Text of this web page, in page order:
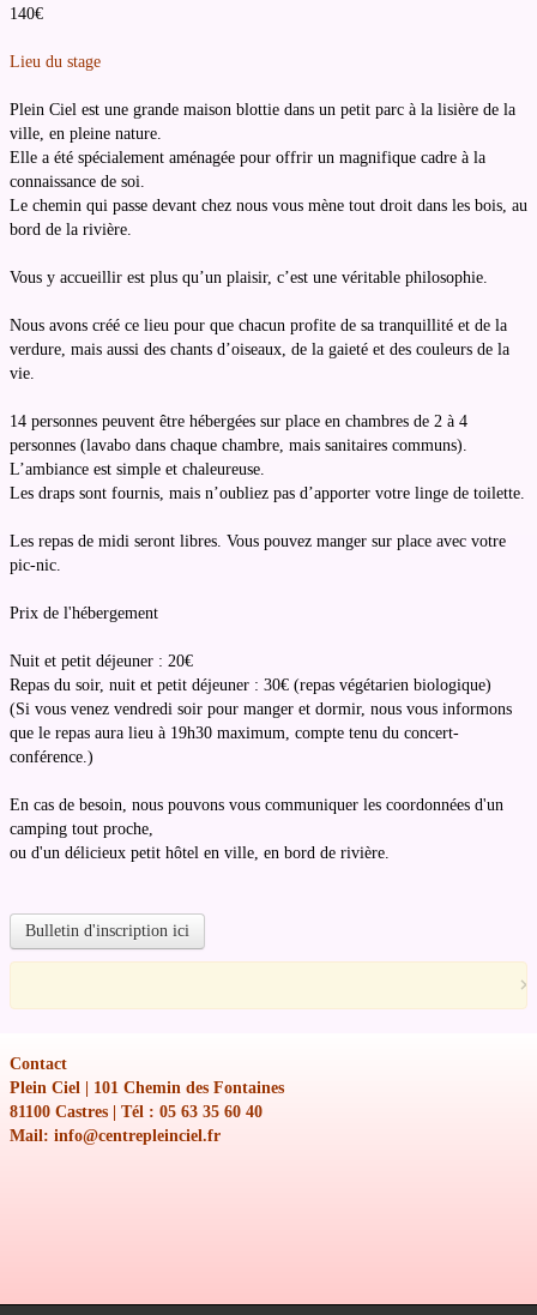
140€
Lieu du stage
Plein Ciel est une grande maison blottie dans un petit parc à la lisière de la
ville, en pleine nature.
Elle a été spécialement aménagée pour offrir un magnifique cadre à la
connaissance de soi.
Le chemin qui passe devant chez nous vous mène tout droit dans les bois, au
bord de la rivière.
Vous y accueillir est plus qu’un plaisir, c’est une véritable philosophie.
Nous avons créé ce lieu pour que chacun profite de sa tranquillité et de la
verdure, mais aussi des chants d’oiseaux, de la gaieté et des couleurs de la
vie.
14 personnes peuvent être hébergées sur place en chambres de 2 à 4
personnes (lavabo dans chaque chambre, mais sanitaires communs).
L’ambiance est simple et chaleureuse.
Les draps sont fournis, mais n’oubliez pas d’apporter votre linge de toilette.
Les repas de midi seront libres. Vous pouvez manger sur place avec votre
pic-nic.
Prix de l'hébergement
Nuit et petit déjeuner : 20€
Repas du soir, nuit et petit déjeuner : 30€ (repas végétarien biologique)
(Si vous venez vendredi soir pour manger et dormir, nous vous informons
que le repas aura lieu à 19h30 maximum, compte tenu du concert-
conférence.)
En cas de besoin, nous pouvons vous communiquer les coordonnées d'un
camping tout proche,
ou d'un délicieux petit hôtel en ville, en bord de rivière.
Bulletin d'inscription ici
×
Contact
Plein Ciel | 101 Chemin des Fontaines
81100 Castres | Tél : 05 63 35 60 40
Mail: info@centrepleinciel.fr